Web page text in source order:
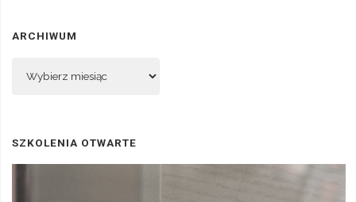
ARCHIWUM
SZKOLENIA OTWARTE